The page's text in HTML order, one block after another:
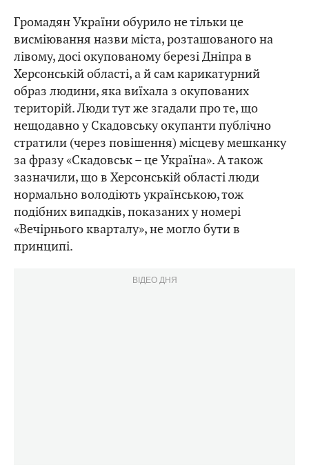
Громадян України обурило не тільки це
висміювання назви міста, розташованого на
лівому, досі окупованому березі Дніпра в
Херсонській області, а й сам карикатурний
образ людини, яка виїхала з окупованих
територій. Люди тут же згадали про те, що
нещодавно у Скадовську окупанти публічно
стратили (через повішення) місцеву мешканку
за фразу «Скадовськ – це Україна». А також
зазначили, що в Херсонській області люди
нормально володіють українською, тож
подібних випадків, показаних у номері
«Вечірнього кварталу», не могло бути в
принципі.
ВІДЕО ДНЯ